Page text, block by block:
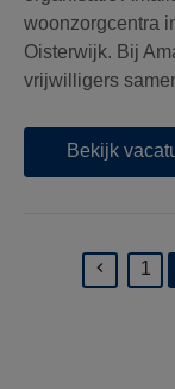
woonzorgcentra
Oisterwijk. Bij
vrijwilligers
Bekijk
1